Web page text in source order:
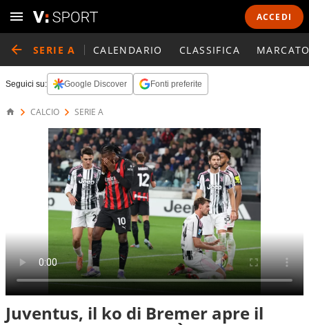
ACCEDI
SERIE A CALENDARIO CLASSIFICA
Seguici su: Google Discover Fonti preferite
CALCIO SERIE A
Juventus, il ko di Bremer apre il